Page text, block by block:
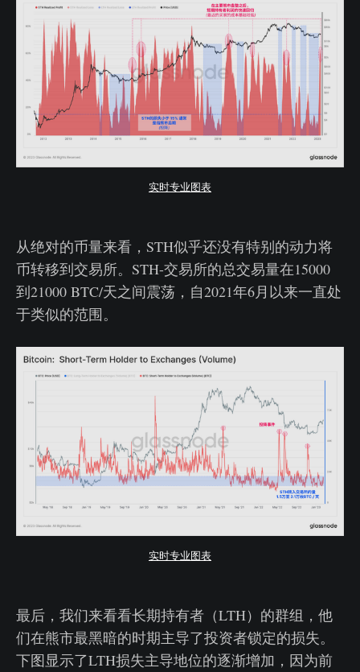
实时专业图表
从绝对的币量来看，STH似乎还没有特别的动力将
币转移到交易所。STH-交易所的总交易量在15000
到21000 BTC/天之间震荡，自2021年6月以来一直处
于类似的范围。
实时专业图表
最后，我们来看看长期持有者（LTH）的群组，他
们在熊市最黑暗的时期主导了投资者锁定的损失。
下图显示了LTH损失主导地位的逐渐增加，因为前